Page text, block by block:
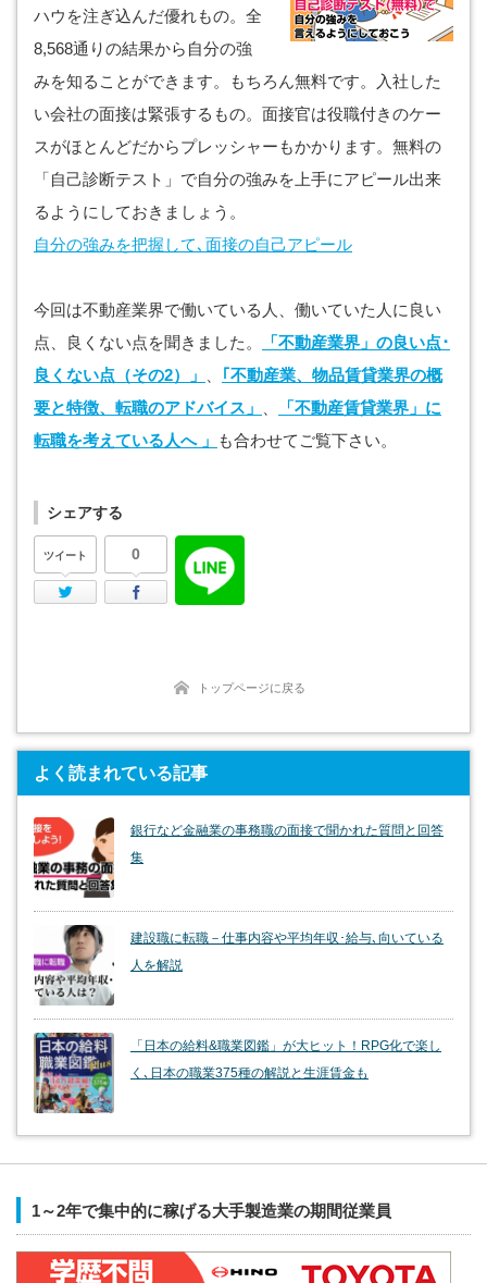
ハウを注ぎ込んだ優れもの。全
8,568通りの結果から自分の強
みを知ることができます。もちろん無料です。入社した
い会社の面接は緊張するもの。面接官は役職付きのケー
スがほとんどだからプレッシャーもかかります。無料の
「自己診断テスト」で自分の強みを上手にアピール出来
るようにしておきましょう。
自分の強みを把握して､面接の自己アピール
今回は不動産業界で働いている人、働いていた人に良い
点、良くない点を聞きました。
「不動産業界」の良い点･
良くない点（その2）」 、
｢不動産業、物品賃貸業界の概
要と特徴、転職のアドバイス」 、
「不動産賃貸業界」に
転職を考えている人へ 」
も合わせてご覧下さい。
シェアする
ツイート
Twitter
0
Facebook
トップページに戻る
よく読まれている記事
銀行など金融業の事務職の面接で聞かれた質問と回答
集
建設職に転職－仕事内容や平均年収･給与､向いている
人を解説
「日本の給料&職業図鑑」が大ヒット！RPG化で楽し
く､日本の職業375種の解説と生涯賃金も
1～2年で集中的に稼げる大手製造業の期間従業員